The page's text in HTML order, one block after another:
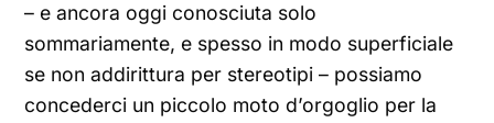
– e ancora oggi conosciuta solo
sommariamente, e spesso in modo superficiale
se non addirittura per stereotipi – possiamo
concederci un piccolo moto d’orgoglio per la